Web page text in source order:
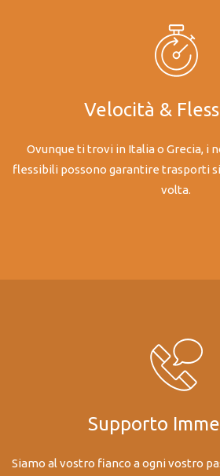
Velocità &
Ovunque ti trovi in Italia o Grecia, i
flessibili possono garantire trasporti
volta.
Supporto
Siamo al vostro fianco a ogni vostro